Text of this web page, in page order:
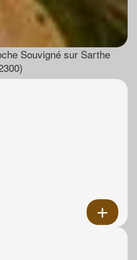
Souvigné sur Sarthe